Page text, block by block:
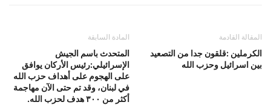
المادة السابقة
المتحدث باسم الجيش
الإسرائيلي:رئيس الأركان يوافق
على الهجوم على أهداف حزب الله
في لبنان، وقد تم حتى الآن مهاجمة
أكثر من ٣٠٠ هدف لحزب الله.
المقالة القادمة
الكرملين :قلقون جدا من التصعيد
بين اسرائيل وحزب الله